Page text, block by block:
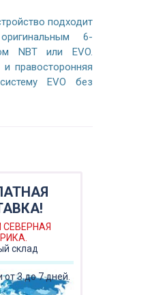
подходит
6-
NBT или EVO.
правосторонняя
EVO без